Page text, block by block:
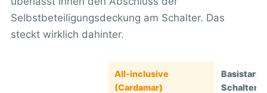
Selbstbeteiligungsdeckung am Schalter. Das
steckt wirklich dahinter.
All-inclusive
(Cardamar)
Basistarif